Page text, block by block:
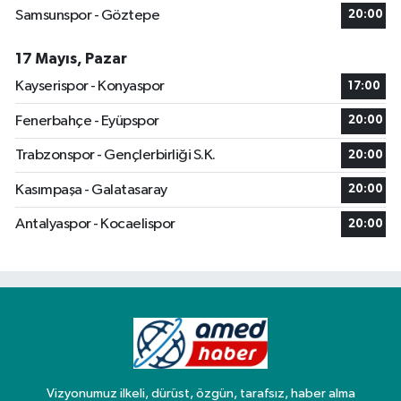
Samsunspor - Göztepe 20:00
17 Mayıs, Pazar
Kayserispor - Konyaspor
17:00
Fenerbahçe - Eyüpspor 20:00
Trabzonspor - Gençlerbirliği S.K. 20:00
Kasımpaşa - Galatasaray 20:00
Antalyaspor - Kocaelispor 20:00
Vizyonumuz ilkeli, dürüst, özgün, tarafsız, haber alma